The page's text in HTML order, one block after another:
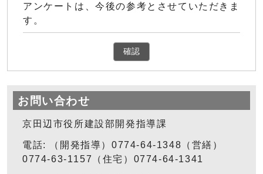
アンケートは、今後の参考とさせていただきま
す。
確認
お問い合わせ
京田辺市役所建設部開発指導課
電話: （開発指導）0774-64-1348（営繕）
0774-63-1157（住宅）0774-64-1341